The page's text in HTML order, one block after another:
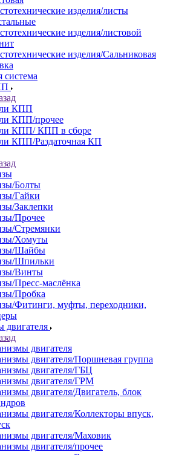
изделия/листы
изделия/листовой
изделия/Сальниковая
КПП
КПП/прочее
КПП/ КПП в сборе
КПП/Раздаточная КП
Болты
Гайки
Заклепки
Прочее
Стремянки
Хомуты
Шайбы
Шпильки
Винты
Пресс-маслёнка
Пробка
Фитинги, муфты, переходники,
двигателя
двигателя
двигателя/Поршневая группа
двигателя/ГБЦ
двигателя/ГРМ
двигателя/Двигатель, блок
двигателя/Коллекторы впуск,
двигателя/Маховик
двигателя/прочее